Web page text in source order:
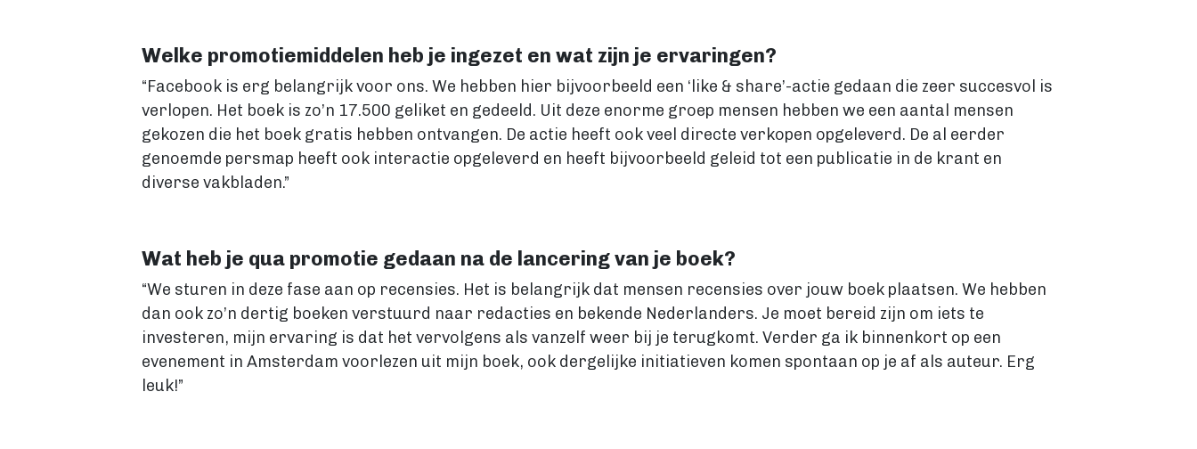
Welke promotiemiddelen heb je ingezet en wat zijn je ervaringen?
“Facebook is erg belangrijk voor ons. We hebben hier bijvoorbeeld een ‘like & share’-actie gedaan die zeer succesvol is
verlopen. Het boek is zo’n 17.500 geliket en gedeeld. Uit deze enorme groep mensen hebben we een aantal mensen
gekozen die het boek gratis hebben ontvangen. De actie heeft ook veel directe verkopen opgeleverd. De al eerder
genoemde persmap heeft ook interactie opgeleverd en heeft bijvoorbeeld geleid tot een publicatie in de krant en
diverse vakbladen.”
Wat heb je qua promotie gedaan na de lancering van je boek?
“We sturen in deze fase aan op recensies. Het is belangrijk dat mensen recensies over jouw boek plaatsen. We hebben
dan ook zo’n dertig boeken verstuurd naar redacties en bekende Nederlanders. Je moet bereid zijn om iets te
investeren, mijn ervaring is dat het vervolgens als vanzelf weer bij je terugkomt. Verder ga ik binnenkort op een
evenement in Amsterdam voorlezen uit mijn boek, ook dergelijke initiatieven komen spontaan op je af als auteur. Erg
leuk!”